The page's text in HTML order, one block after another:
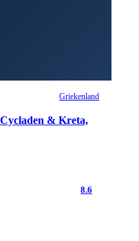
Griekenland
& Kreta,
8.6